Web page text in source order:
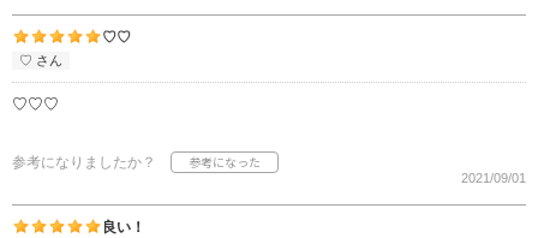
♡♡
♡ さん
♡♡♡
参考になりましたか？
2021/09/01
良い！